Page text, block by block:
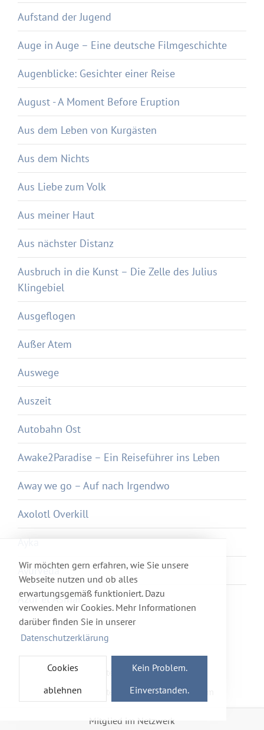
Wir möchten gern erfahren, wie Sie unsere
Webseite nutzen und ob alles
erwartungsgemäß funktioniert. Dazu
verwenden wir Cookies. Mehr Informationen
darüber finden Sie in unserer
Datenschutzerklärung
Cookies
ablehnen
Kein Problem.
Einverstanden.
Aufstand der Jugend
Auge in Auge – Eine deutsche Filmgeschichte
Augenblicke: Gesichter einer Reise
August - A Moment Before Eruption
Aus dem Leben von Kurgästen
Aus dem Nichts
Aus Liebe zum Volk
Aus meiner Haut
Aus nächster Distanz
Ausbruch in die Kunst – Die Zelle des Julius
Klingebiel
Ausgeflogen
Außer Atem
Auswege
Auszeit
Autobahn Ost
Awake2Paradise – Ein Reiseführer ins Leben
Away we go – Auf nach Irgendwo
Axolotl Overkill
Ayka
Ayurveda
Azur et Asmar
Newsletter
Förderverein
Haftung & Datenschutz
Impressum
Mitglied im Netzwerk